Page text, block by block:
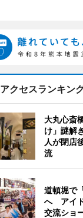
アクセスランキン
大丸心斎
け」謎解
人が閉店
流
道頓堀で
へ アイ
交流ショ